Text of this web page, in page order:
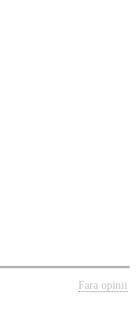
Fara opinii